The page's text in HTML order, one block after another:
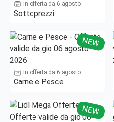
In offerta da 6 agosto
Sottoprezzi
NEW
In offerta da 6 agosto
Carne e Pesce
NEW